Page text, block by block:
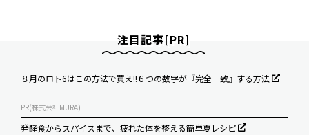
注目記事[PR]
８月のロト6はこの方法で買え!!６つの数字が『完全一致』する方法
PR(株式会社MURA)
発酵食からスパイスまで、疲れた体を整える簡単夏レシピ